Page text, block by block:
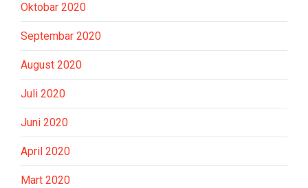
Oktobar 2020
Septembar 2020
August 2020
Juli 2020
Juni 2020
April 2020
Mart 2020